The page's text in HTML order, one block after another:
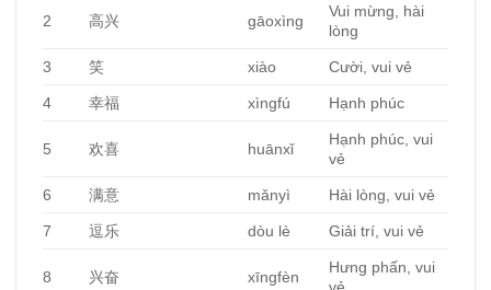
2 高兴 gāoxìng
Vui mừng, hài
lòng
3 笑 xiào Cười, vui vẻ
4 幸福 xìngfú Hạnh phúc
5 欢喜 huānxǐ
Hạnh phúc, vui
vẻ
6 满意 mǎnyì Hài lòng, vui vẻ
7 逗乐 dòu lè Giải trí, vui vẻ
8 兴奋 xīngfèn
Hưng phấn, vui